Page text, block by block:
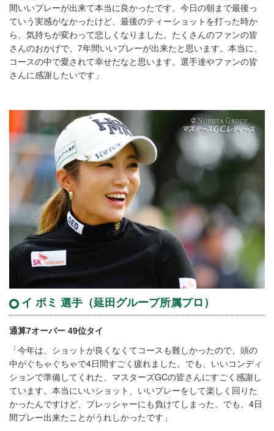
間いいプレーが出来て本当に良かったです。今日の朝まで最後っ
ていう実感がなかったけど、最後のティーショットを打った時か
ら、気持ちが変わって悲しくなりました。たくさんのファンの皆
さんのおかげで、7年間いいプレーが出来たと思います。本当に、
コースの中で愛されて幸せだなと思います。選手達やファンの皆
さんに感謝したいです」
イ ボミ 選手（延田グループ所属プロ）
通算7オーバー 49位タイ
「今年は、ショットが良くなくてコースも難しかったので、頭の
中がぐちゃぐちゃで4日間すごく疲れました。でも、いいコンディ
ションで準備してくれた、マスターズGCの皆さんにすごく感謝し
ています。本当にいいショット、いいプレーをして楽しく回りた
かったんですけど、プレッシャーにも負けてしまった。でも、4日
間プレー出来たことがうれしかったです」